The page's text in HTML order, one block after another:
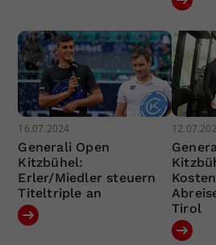
16.07.2024
Generali Open
Kitzbühel:
Erler/Miedler steuern
Titeltriple an
Tirol